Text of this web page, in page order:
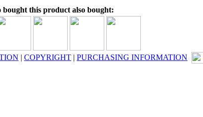
bought this product also bought:
| COPYRIGHT | PURCHASING INFORMATION